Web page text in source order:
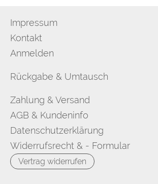
Impressum
Kontakt
Anmelden
Rückgabe & Umtausch
Zahlung & Versand
AGB & Kundeninfo
Datenschutzerklärung
Widerrufsrecht & - Formular
Vertrag widerrufen